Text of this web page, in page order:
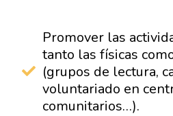
Promover las
tanto las físicas
(grupos de lectura,
voluntariado en
comunitarios…).